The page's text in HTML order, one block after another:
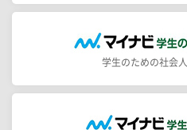
学生のための社会